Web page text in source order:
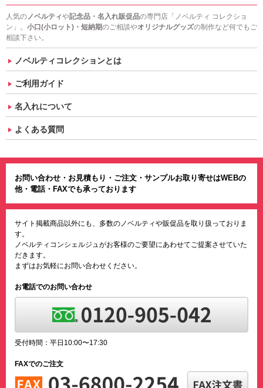
人気のノベルティや記念品・名入れ販促品の専門店「ノベルティ コレクショ
ン」。 小口(小ロット)・短納期のご相談やオリジナルグッズの制作など何でもご
相談下さい。
ノベルティコレクションとは
ご利用ガイド
名入れについて
よくある質問
お問い合わせ・お見積もり・ご注文・サンプルお取り寄せはWEBの
他・電話・FAXでも承っております
サイト掲載商品以外にも、多数のノベルティや販促品を取り扱っておりま
す。
ノベルティコンシェルジュがお客様のご要望にあわせてご提案させていた
だきます。
まずはお気軽にお問い合わせください。
お電話でのお問い合わせ
受付時間：平日10:00〜17:30
FAXでのご注文